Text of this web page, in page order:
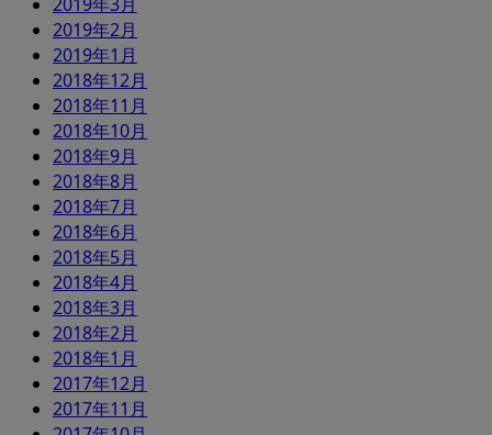
2019年2月
2019年1月
2018年12月
2018年11月
2018年10月
2018年9月
2018年8月
2018年7月
2018年6月
2018年5月
2018年4月
2018年3月
2018年2月
2018年1月
2017年12月
2017年11月